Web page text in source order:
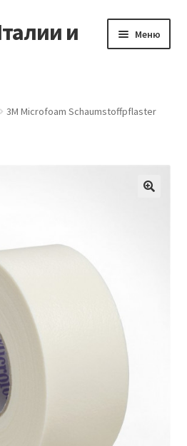
и
Меню
3M Microfoam Schaumstoffpflaster